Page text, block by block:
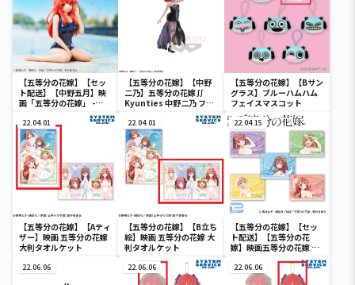
【五等分の花嫁】【セッ
ト配送】【中野五月】映
画「五等分の花嫁」 -
Celestial vivi-中野五月
School style ver.
【五等分の花嫁】【中野
二乃】五等分の花嫁∬
Kyunties 中野二乃 フィ
【五等分の花嫁】【Bサン
グラス】ブルーハムハム
フェイスマスコット
22.04.01
【五等分の花嫁】【Aティ
ザー】映画 五等分の花嫁
大判タオルケット
22.04.01
【五等分の花嫁】【B立ち
絵】映画 五等分の花嫁 大
判タオルケット
22.04.15
【五等分の花嫁】【セッ
ト配送】【五等分の花
嫁】映画五等分の花嫁 キ
ャンパスアートセット
22.06.06 22.06.06 22.06.06